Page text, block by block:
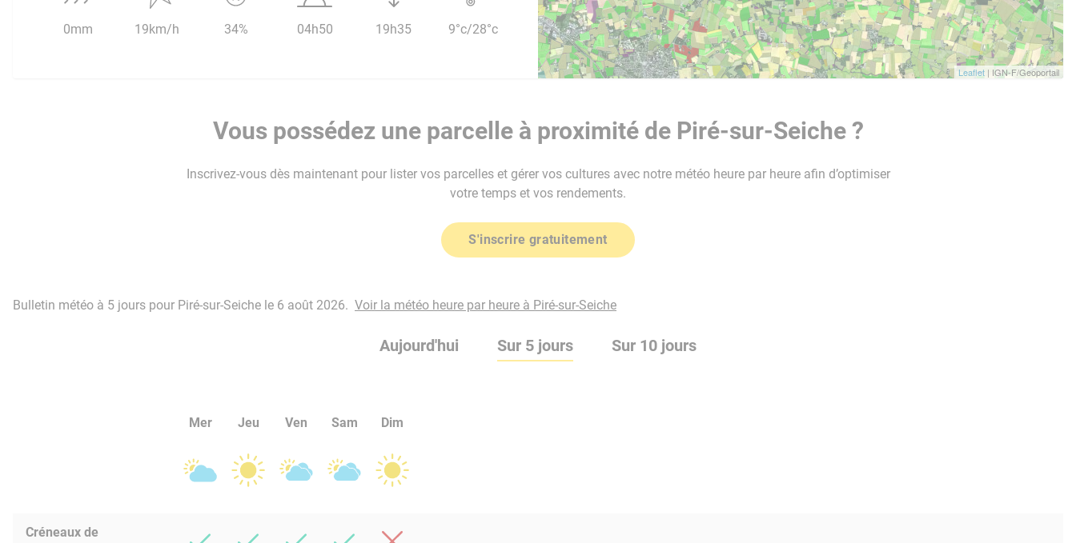
Leaflet | IGN-F/Geoportail
0mm 19km/h 34% 04h50 19h35 9°c/28°c
Vous possédez une parcelle à proximité de Piré-sur-Seiche ?
Inscrivez-vous dès maintenant pour lister vos parcelles et gérer vos cultures avec notre météo heure par heure afin d’optimiser
votre temps et vos rendements.
S'inscrire gratuitement
Bulletin météo à 5 jours pour Piré-sur-Seiche le 6 août 2026. Voir la météo heure par heure à Piré-sur-Seiche
Aujourd'hui Sur 5 jours Sur 10 jours
Mer Jeu Ven Sam Dim
Créneaux de